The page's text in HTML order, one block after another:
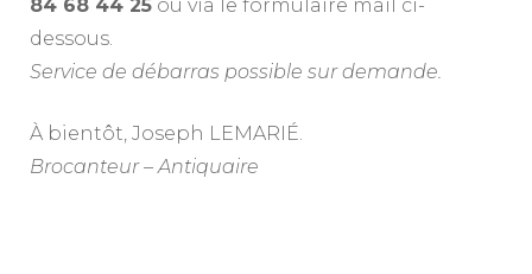
84 68 44 25 ou via le formulaire mail ci-
dessous.
Service de débarras possible sur demande.
À bientôt, Joseph LEMARIÉ.
Brocanteur – Antiquaire